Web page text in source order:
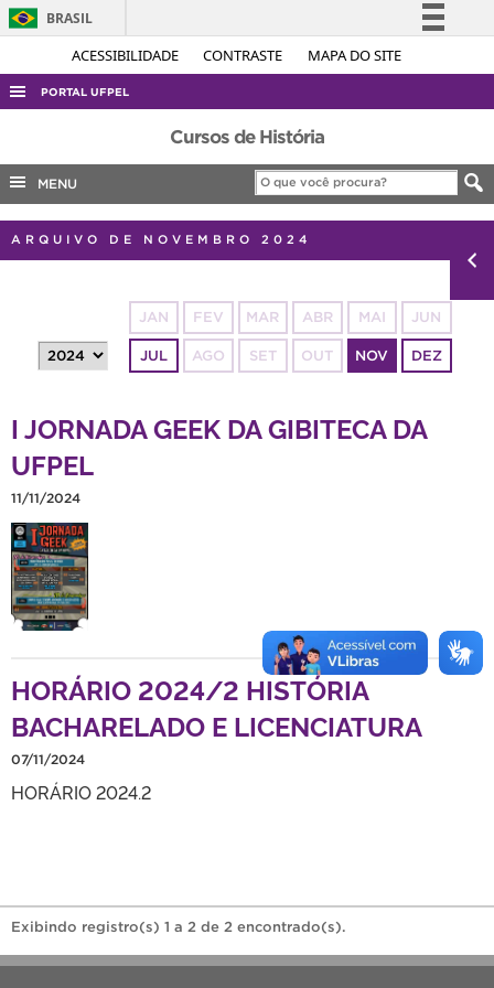
ACESSIBILIDADE CONTRASTE MAPA DO SITE
BRASIL
Simplifique!
Legislação
Canais
PORTAL UFPEL
ACESSO À INFORMAÇÃO
AUDITORIA
COBALTO
CONCURSOS
OUVIDORIA
TELEFONES
Cursos de História
MENU
ARQUIVO DE NOVEMBRO 2024
JAN FEV MAR ABR MAI JUN
JUL AGO SET OUT NOV DEZ
I JORNADA GEEK DA GIBITECA DA
UFPEL
11/11/2024
HORÁRIO 2024/2 HISTÓRIA
BACHARELADO E LICENCIATURA
07/11/2024
HORÁRIO 2024.2
Exibindo registro(s) 1 a 2 de 2 encontrado(s).